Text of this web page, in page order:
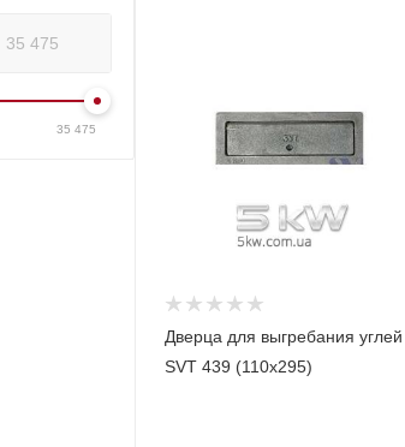
Дверца для выгребания углей
SVT 439 (110x295)
35 475